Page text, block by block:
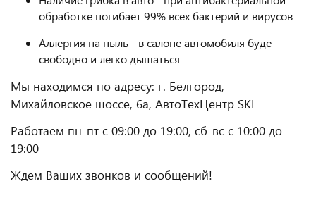
обработке погибает 99% всех бактерий и вирусов
Аллергия на пыль - в салоне автомобиля буде
свободно и легко дышаться
Мы находимся по адресу: г. Белгород,
Михайловское шоссе, 6а, АвтоТехЦентр SKL
Работаем пн-пт с 09:00 до 19:00, сб-вс с 10:00 до
19:00
Ждем Ваших звонков и сообщений!